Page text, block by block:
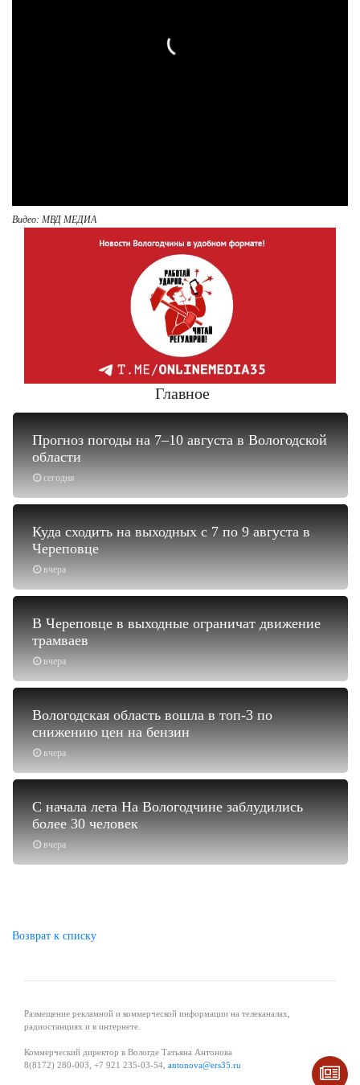
Видео: МВД МЕДИА
Главное
сегодня
Прогноз погоды на 7–10 августа в Вологодской
области
вчера
Куда сходить на выходных с 7 по 9 августа в
Череповце
вчера
В Череповце в выходные ограничат движение
трамваев
вчера
Вологодская область вошла в топ-3 по
снижению цен на бензин
вчера
С начала лета На Вологодчине заблудились
более 30 человек
Возврат к списку
Размещение рекламной и коммерческой информации на телеканалах,
радиостанциях и в интернете.
Коммерческий директор в Вологде Татьяна Антонова
8(8172) 280-003, +7 921 235-03-54, antonova@ers35.ru